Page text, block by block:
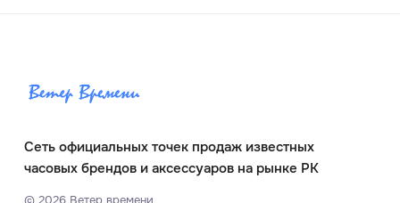
Сеть официальных точек продаж известных
часовых брендов и аксессуаров на рынке РК